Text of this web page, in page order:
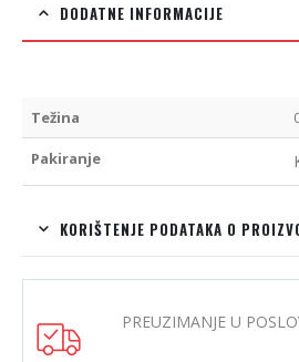
DODATNE INFORMACIJE
Težina
Pakiranje
KORIŠTENJE PODATAKA O
PREUZIMANJE U